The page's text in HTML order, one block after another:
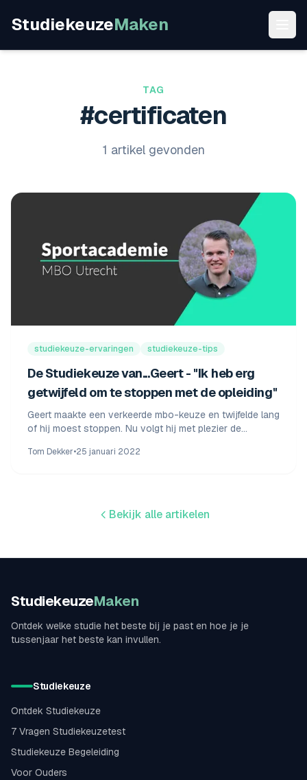
StudiekeuzeMaken
TAG
#certificaten
1 artikel gevonden
studiekeuze-ervaringen studiekeuze-tips
De Studiekeuze van...Geert - "Ik heb erg
getwijfeld om te stoppen met de opleiding"
Geert maakte een verkeerde mbo-keuze en twijfelde lang
of hij moest stoppen. Nu volgt hij met plezier de
Tom Dekker•25 januari 2022
Bekijk alle artikelen
StudiekeuzeMaken
Ontdek welke studie het beste bij je past en hoe je je
tussenjaar het beste kan invullen.
Studiekeuze
Ontdek Studiekeuze
7 Vragen Studiekeuzetest
Studiekeuze Begeleiding
Voor Ouders